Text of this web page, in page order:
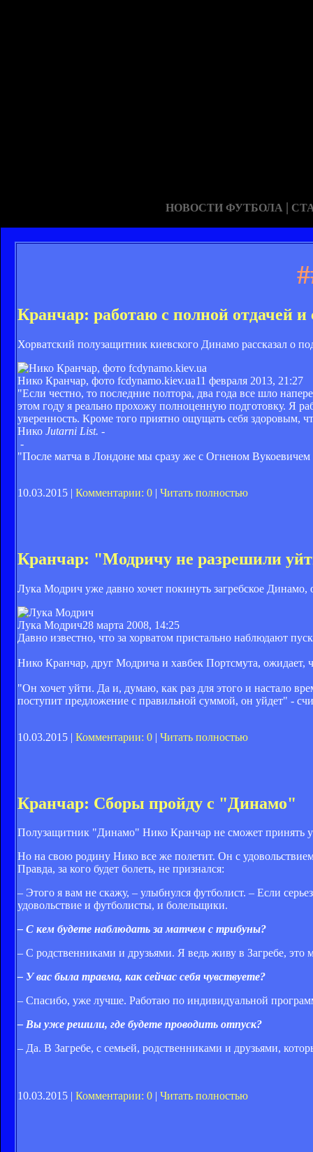
НОВОСТИ ФУТБОЛА |
Кранчар: работаю с полной отдачей
Хорватский полузащитник киевского Динамо рассказал о
Нико Кранчар, фото fcdynamo.kiev.ua11 февраля 2013, 21:27
"Если честно, то последние полтора, два года все шло
этом году я реально прохожу полноценную подготовку. Я
уверенность. Кроме того приятно ощущать себя здоровым,
Нико Jutarni List. -
-
"После матча в Лондоне мы сразу же с Огненом
10.03.2015 | Комментарии: 0 | Читать полностью
Кранчар: "Модричу не разрешили
Лука Модрич уже давно хочет покинуть загребское Динамо,
Лука Модрич28 марта 2008, 14:25
Давно известно, что за хорватом пристально наблюдают
Нико Кранчар, друг Модрича и хавбек Портсмута, ожидает,
"Он хочет уйти. Да и, думаю, как раз для этого и настало
поступит предложение с правильной суммой, он уйдет" -
10.03.2015 | Комментарии: 0 | Читать полностью
Кранчар: Сборы пройду с "Динамо"
Полузащитник "Динамо" Нико Кранчар не сможет принять
Но на свою родину Нико все же полетит. Он с
Правда, за кого будет болеть, не признался:
– Этого я вам не скажу, – улыбнулся футболист. – Если
удовольствие и футболисты, и болельщики.
– С кем будете наблюдать за матчем с трибуны?
– С родственниками и друзьями. Я ведь живу в Загребе, это
– У вас была травма, как сейчас себя чувствуете?
– Спасибо, уже лучше. Работаю по индивидуальной
– Вы уже решили, где будете проводить отпуск?
– Да. В Загребе, с семьей, родственниками и друзьями,
10.03.2015 | Комментарии: 0 | Читать полностью